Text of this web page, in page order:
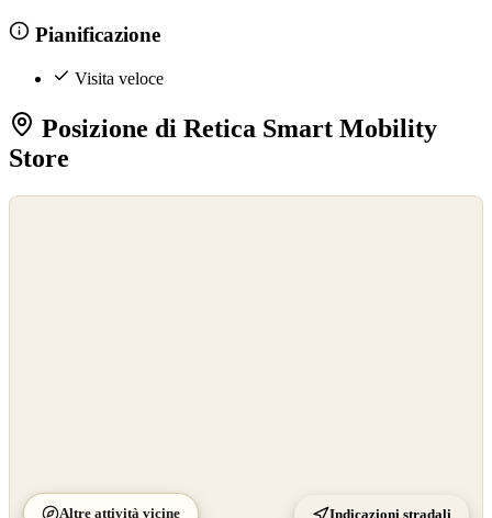
Pianificazione
Visita veloce
Posizione di Retica Smart Mobility
Store
Altre attività vicine Indicazioni stradali